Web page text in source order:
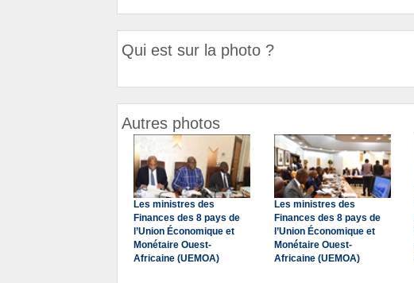
Qui est sur la photo ?
Autres photos
Les ministres des
Finances des 8 pays de
l’Union Économique et
Monétaire Ouest-
Africaine (UEMOA)
Les ministres des
Finances des 8 pays de
l’Union Économique et
Monétaire Ouest-
Africaine (UEMOA)